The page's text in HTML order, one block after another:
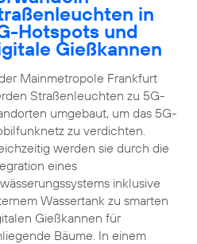
in
Hotspots und
Gießkannen
Mainmetropole Frankfurt
Straßenleuchten zu 5G-
umgebaut, um das 5G-
zu verdichten.
werden sie durch die
eines
inklusive
Wassertank zu smarten
Gießkannen für
Bäume. In einem